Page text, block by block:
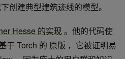
创建典型建筑迹线的模型。
Hesse 的实现。他的代码使
于 Torch 的 原版 ，它被证明易